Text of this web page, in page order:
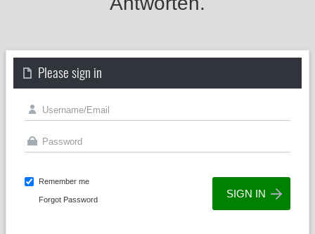
Please sign in
Remember me
Forgot Password